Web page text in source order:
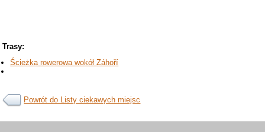
Trasy:
Ścieżka rowerowa wokół Záhoří
Powrót do Listy ciekawych miejsc